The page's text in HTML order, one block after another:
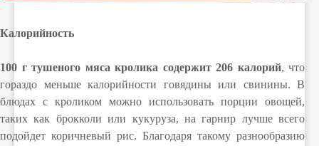
Калорийность
100 г тушеного мяса кролика содержит 206 калорий, что
гораздо меньше калорийности говядины или свинины. В
блюдах с кроликом можно использовать порции овощей,
таких как брокколи или кукуруза, на гарнир лучше всего
подойдет коричневый рис. Благодаря такому разнообразию